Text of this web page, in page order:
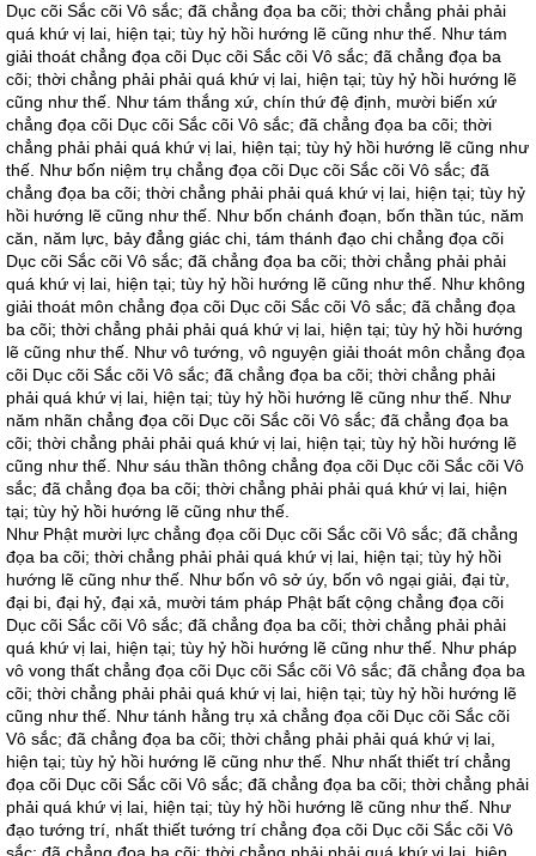
Dục cõi Sắc cõi Vô sắc; đã chẳng đọa ba cõi; thời chẳng phải phải
quá khứ vị lai, hiện tại; tùy hỷ hồi hướng lẽ cũng như thế. Như tám
giải thoát chẳng đọa cõi Dục cõi Sắc cõi Vô sắc; đã chẳng đọa ba
cõi; thời chẳng phải phải quá khứ vị lai, hiện tại; tùy hỷ hồi hướng lẽ
cũng như thế. Như tám thắng xứ, chín thứ đệ định, mười biến xứ
chẳng đọa cõi Dục cõi Sắc cõi Vô sắc; đã chẳng đọa ba cõi; thời
chẳng phải phải quá khứ vị lai, hiện tại; tùy hỷ hồi hướng lẽ cũng như
thế. Như bốn niệm trụ chẳng đọa cõi Dục cõi Sắc cõi Vô sắc; đã
chẳng đọa ba cõi; thời chẳng phải phải quá khứ vị lai, hiện tại; tùy hỷ
hồi hướng lẽ cũng như thế. Như bốn chánh đoạn, bốn thần túc, năm
căn, năm lực, bảy đẳng giác chi, tám thánh đạo chi chẳng đọa cõi
Dục cõi Sắc cõi Vô sắc; đã chẳng đọa ba cõi; thời chẳng phải phải
quá khứ vị lai, hiện tại; tùy hỷ hồi hướng lẽ cũng như thế. Như không
giải thoát môn chẳng đọa cõi Dục cõi Sắc cõi Vô sắc; đã chẳng đọa
ba cõi; thời chẳng phải phải quá khứ vị lai, hiện tại; tùy hỷ hồi hướng
lẽ cũng như thế. Như vô tướng, vô nguyện giải thoát môn chẳng đọa
cõi Dục cõi Sắc cõi Vô sắc; đã chẳng đọa ba cõi; thời chẳng phải
phải quá khứ vị lai, hiện tại; tùy hỷ hồi hướng lẽ cũng như thế. Như
năm nhãn chẳng đọa cõi Dục cõi Sắc cõi Vô sắc; đã chẳng đọa ba
cõi; thời chẳng phải phải quá khứ vị lai, hiện tại; tùy hỷ hồi hướng lẽ
cũng như thế. Như sáu thần thông chẳng đọa cõi Dục cõi Sắc cõi Vô
sắc; đã chẳng đọa ba cõi; thời chẳng phải phải quá khứ vị lai, hiện
tại; tùy hỷ hồi hướng lẽ cũng như thế.
Như Phật mười lực chẳng đọa cõi Dục cõi Sắc cõi Vô sắc; đã chẳng
đọa ba cõi; thời chẳng phải phải quá khứ vị lai, hiện tại; tùy hỷ hồi
hướng lẽ cũng như thế. Như bốn vô sở úy, bốn vô ngại giải, đại từ,
đại bi, đại hỷ, đại xả, mười tám pháp Phật bất cộng chẳng đọa cõi
Dục cõi Sắc cõi Vô sắc; đã chẳng đọa ba cõi; thời chẳng phải phải
quá khứ vị lai, hiện tại; tùy hỷ hồi hướng lẽ cũng như thế. Như pháp
vô vong thất chẳng đọa cõi Dục cõi Sắc cõi Vô sắc; đã chẳng đọa ba
cõi; thời chẳng phải phải quá khứ vị lai, hiện tại; tùy hỷ hồi hướng lẽ
cũng như thế. Như tánh hằng trụ xả chẳng đọa cõi Dục cõi Sắc cõi
Vô sắc; đã chẳng đọa ba cõi; thời chẳng phải phải quá khứ vị lai,
hiện tại; tùy hỷ hồi hướng lẽ cũng như thế. Như nhất thiết trí chẳng
đọa cõi Dục cõi Sắc cõi Vô sắc; đã chẳng đọa ba cõi; thời chẳng phải
phải quá khứ vị lai, hiện tại; tùy hỷ hồi hướng lẽ cũng như thế. Như
đạo tướng trí, nhất thiết tướng trí chẳng đọa cõi Dục cõi Sắc cõi Vô